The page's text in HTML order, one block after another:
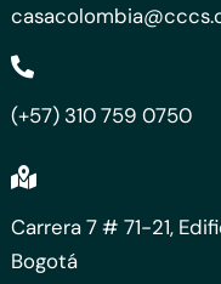
(+57) 310 759 0750
Carrera 7 # 71-21,
Bogotá